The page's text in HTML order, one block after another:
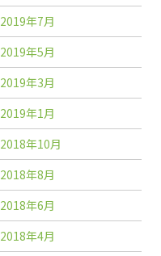
2019年7月
2019年5月
2019年3月
2019年1月
2018年10月
2018年8月
2018年6月
2018年4月